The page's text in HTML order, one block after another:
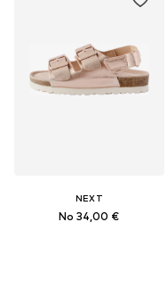
NEXT
No 34,00 €